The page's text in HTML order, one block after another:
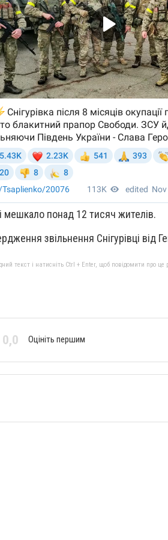
мешкало понад 12 тисяч жителів.
звільнення Снігурівці
текст і натисніть Ctrl + Enter, щоб повідомити про це
0,0 Оцініть першим